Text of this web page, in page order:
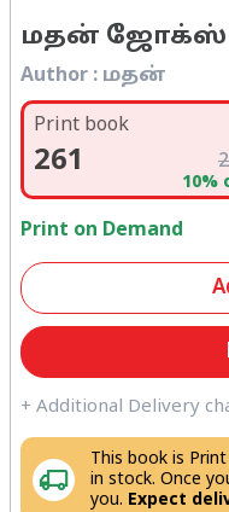
மதன் ஜோக்ஸ்
Author : மத‌ன்
Print book
261
10%
Print on Demand
+ Additional Delivery
This book is
in stock. Once
you. Expect